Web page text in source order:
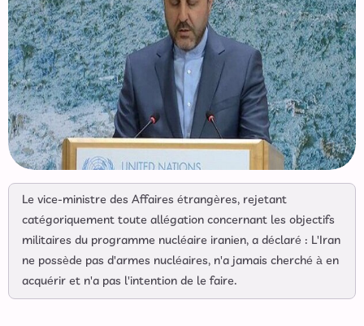
Le vice-ministre des Affaires étrangères, rejetant
catégoriquement toute allégation concernant les objectifs
militaires du programme nucléaire iranien, a déclaré : L'Iran
ne possède pas d'armes nucléaires, n'a jamais cherché à en
acquérir et n'a pas l'intention de le faire.